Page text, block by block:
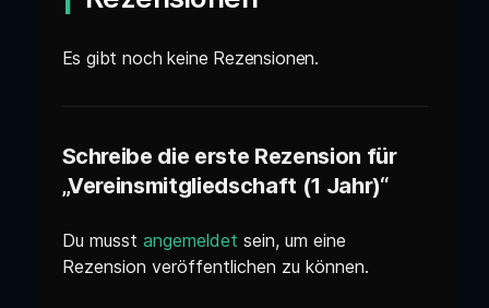
Es gibt noch keine Rezensionen.
Schreibe die erste Rezension für
„Vereinsmitgliedschaft (1 Jahr)“
Du musst angemeldet sein, um eine
Rezension veröffentlichen zu können.